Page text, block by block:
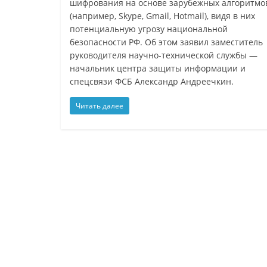
шифрования на основе зарубежных
(например, Skype, Gmail, Hotmail), видя в них
потенциальную угрозу национальной
безопасности РФ. Об этом заявил заместитель
руководителя научно-технической службы —
начальник центра защиты информации и
спецсвязи ФСБ Александр Андреечкин.
Читать далее